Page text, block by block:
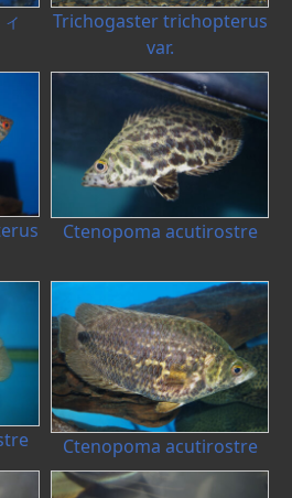
Trichogaster trichopterus
var.
Ctenopoma acutirostre
Ctenopoma acutirostre